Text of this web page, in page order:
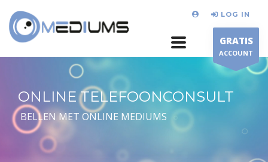
LOG IN
GRATIS
ACCOUNT
ONLINE TELEFOONCONSULT
BELLEN MET ONLINE MEDIUMS